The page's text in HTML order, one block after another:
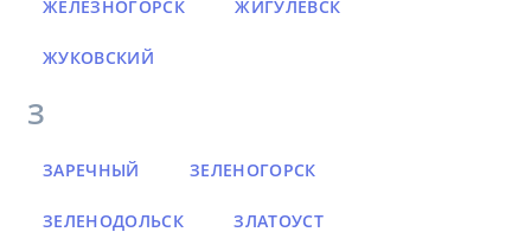
ЖЕЛЕЗНОГОРСК ЖИГУЛЕВСК
ЖУКОВСКИЙ
З
ЗАРЕЧНЫЙ ЗЕЛЕНОГОРСК
ЗЕЛЕНОДОЛЬСК ЗЛАТОУСТ